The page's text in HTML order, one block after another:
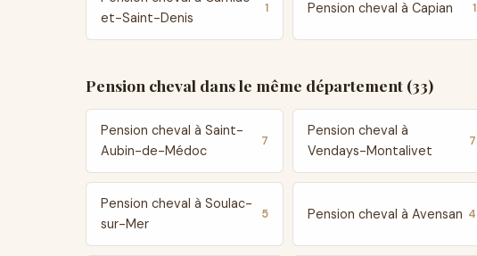
et-Saint-Denis
1 Pension cheval à Capian 1
Pension cheval dans le même département (33)
Pension cheval à Saint-
Aubin-de-Médoc
7
Pension cheval à
Vendays-Montalivet
7
Pension cheval à Soulac-
sur-Mer
5 Pension cheval à Avensan 4